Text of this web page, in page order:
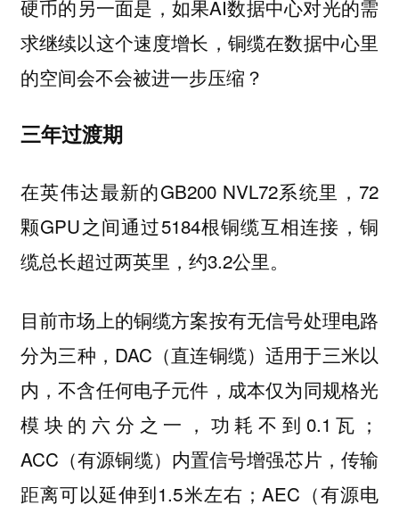
硬币的另一面是，如果AI数据中心对光的需
求继续以这个速度增长，铜缆在数据中心里
的空间会不会被进一步压缩？
三年过渡期
在英伟达最新的GB200 NVL72系统里，72
颗GPU之间通过5184根铜缆互相连接，铜
缆总长超过两英里，约3.2公里。
目前市场上的铜缆方案按有无信号处理电路
分为三种，DAC（直连铜缆）适用于三米以
内，不含任何电子元件，成本仅为同规格光
模块的六分之一，功耗不到0.1瓦；
ACC（有源铜缆）内置信号增强芯片，传输
距离可以延伸到1.5米左右；AEC（有源电